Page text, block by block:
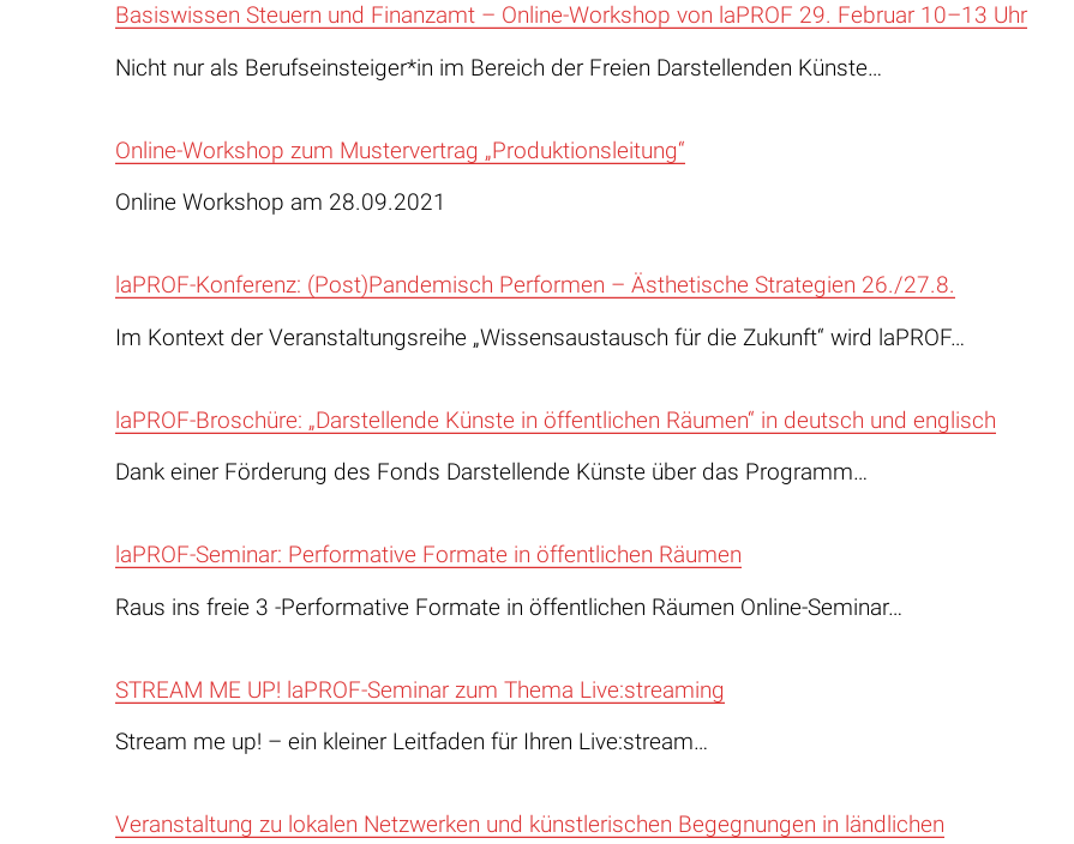
Basiswissen Steuern und Finanzamt – Online-Workshop von laPROF 29. Februar 10–13 Uhr
Nicht nur als Berufseinsteiger*in im Bereich der Freien Darstellenden Künste…
Online-Workshop zum Mustervertrag „Produktionsleitung“
Online Workshop am 28.09.2021
laPROF-Konferenz: (Post)Pandemisch Performen – Ästhetische Strategien 26./27.8.
Im Kontext der Veranstaltungsreihe „Wissensaustausch für die Zukunft“ wird laPROF…
laPROF-Broschüre: „Darstellende Künste in öffentlichen Räumen“ in deutsch und englisch
Dank einer Förderung des Fonds Darstellende Künste über das Programm…
laPROF-Seminar: Performative Formate in öffentlichen Räumen
Raus ins freie 3 -Performative Formate in öffentlichen Räumen Online-Seminar…
STREAM ME UP! laPROF-Seminar zum Thema Live:streaming
Stream me up! – ein kleiner Leitfaden für Ihren Live:stream…
Veranstaltung zu lokalen Netzwerken und künstlerischen Begegnungen in ländlichen